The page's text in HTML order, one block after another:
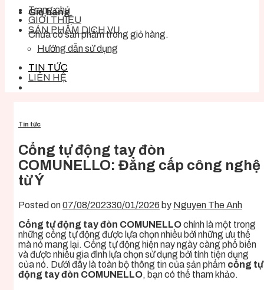
Giỏ hàng
Chưa có sản phẩm trong giỏ hàng.
Trang chủ
GIỚI THIỆU
SẢN PHẨM DỊCH VỤ
Hướng dẫn sử dụng
TIN TỨC
LIÊN HỆ
Tin tức
Cổng tự động tay đòn
COMUNELLO: Đẳng cấp công nghệ
từ Ý
Posted on07/08/202330/01/2026 by Nguyen The Anh
Cổng tự động tay đòn COMUNELLOchính là một trong
những cổng tự động được lựa chọn nhiều bởi những ưu thế
mà nó mang lại. Cổng tự động hiện nay ngày càng phổ biến
và được nhiều gia đình lựa chọn sử dụng bởi tính tiện dụng
của nó. Dưới đây là toàn bộ thông tin của sản phẩm cổng tự
động tay đòn COMUNELLO, bạn có thể tham khảo.